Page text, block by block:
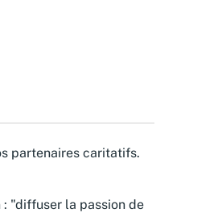
partenaires caritatifs.
"diffuser la passion de